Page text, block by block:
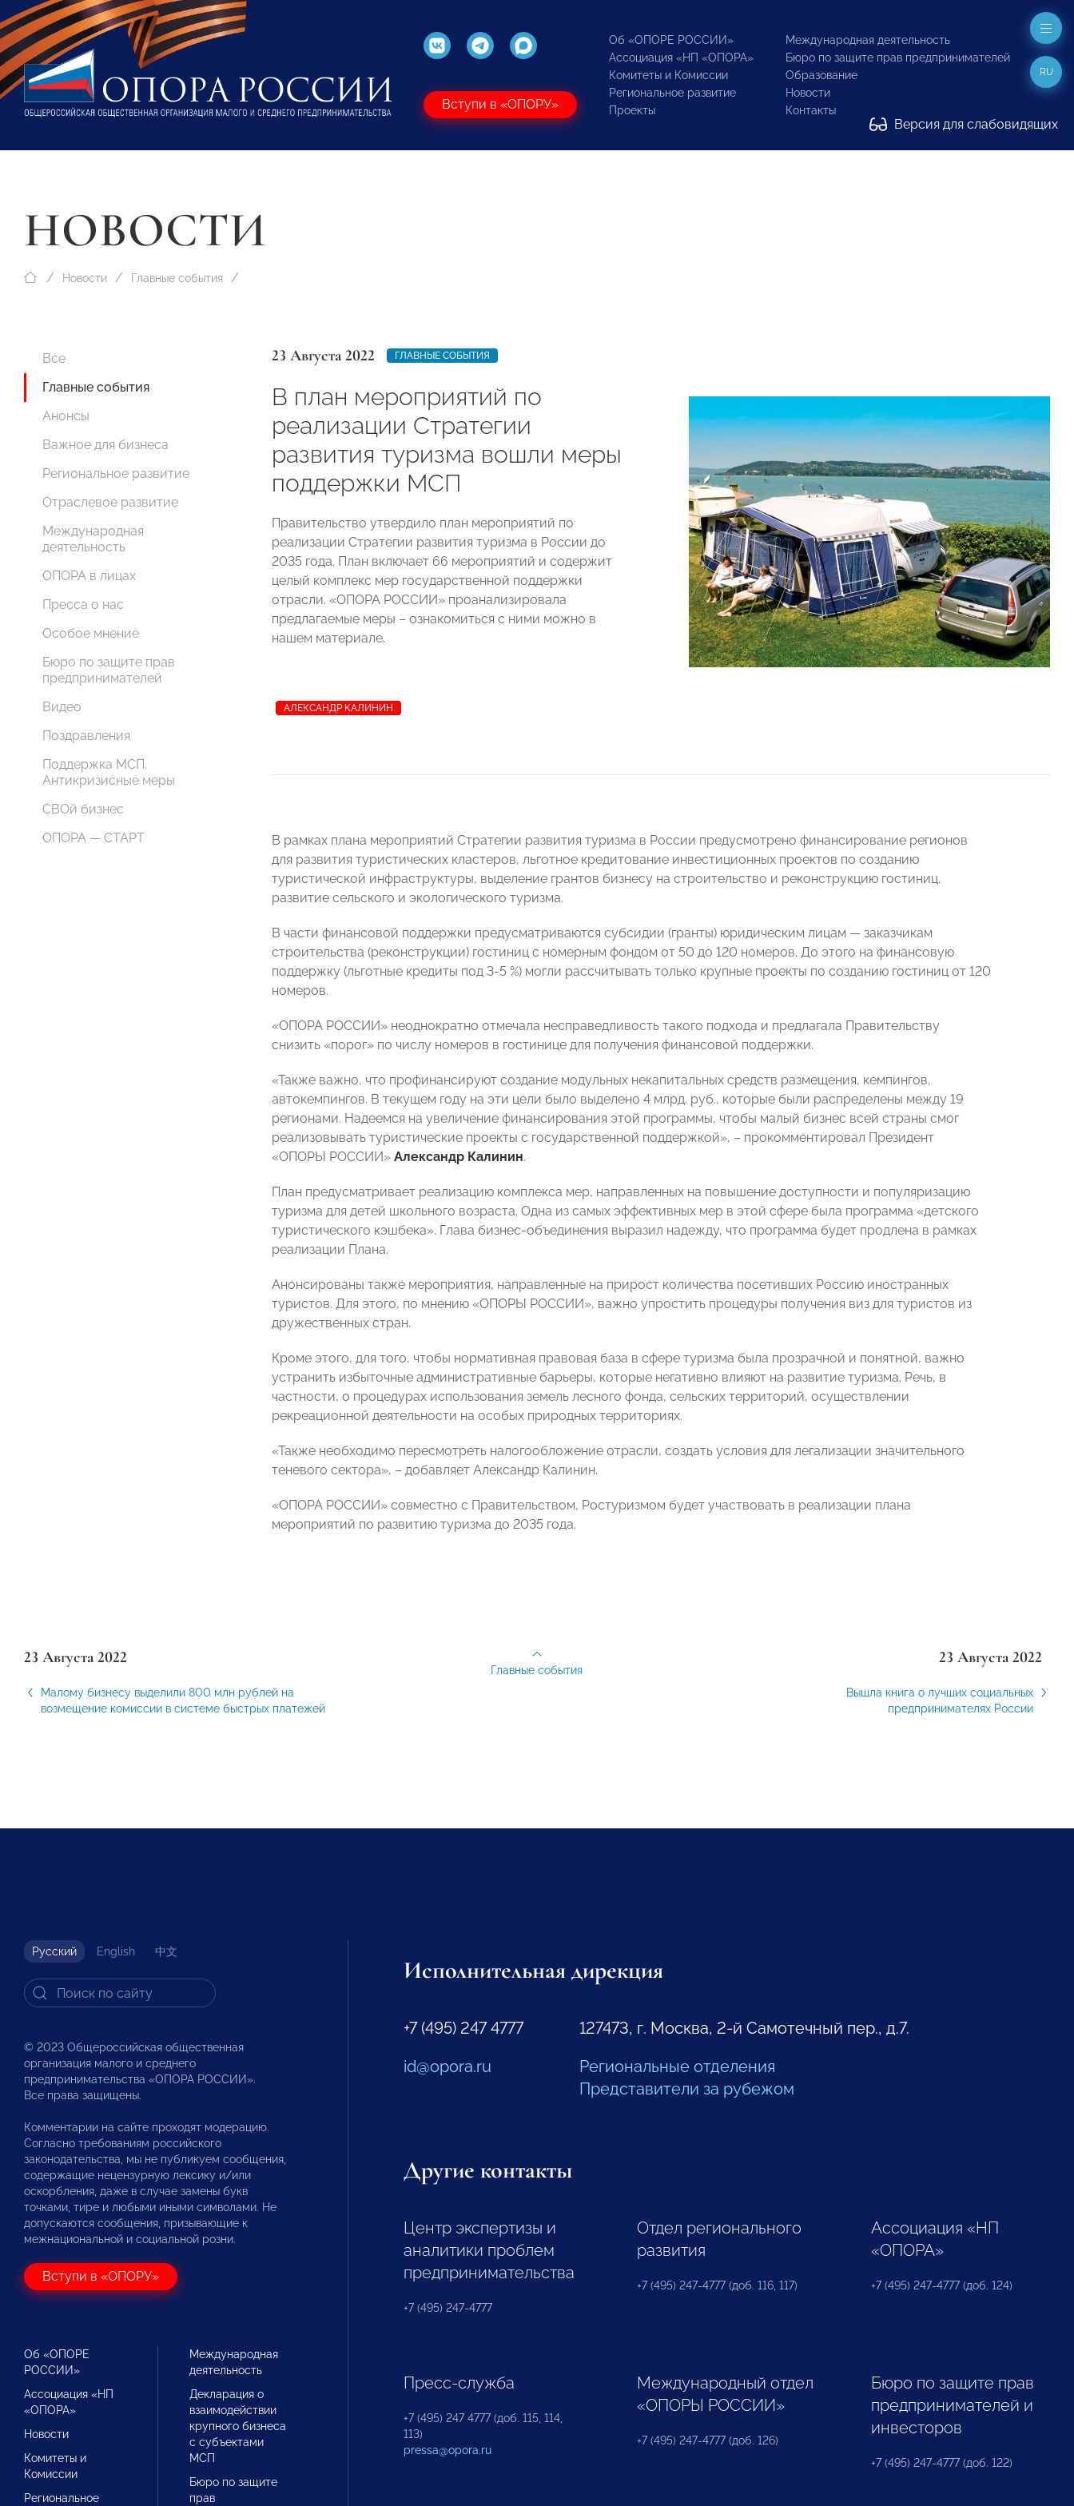
Вступи в «ОПОРУ»
Об «ОПОРЕ РОССИИ»
Ассоциация «НП «ОПОРА»
Комитеты и Комиссии
Региональное развитие
Проекты
Международная деятельность
Бюро по защите прав предпринимателей
Образование
Новости
Контакты
Версия для слабовидящих
RU
НОВОСТИ
Новости Главные события
Все
Главные события
Анонсы
Важное для бизнеса
Региональное развитие
Отраслевое развитие
Международная
деятельность
ОПОРА в лицах
Пресса о нас
Особое мнение
Бюро по защите прав
предпринимателей
Видео
Поздравления
Поддержка МСП.
Антикризисные меры
СВОй бизнес
ОПОРА — СТАРТ
23 Августа 2022 ГЛАВНЫЕ СОБЫТИЯ
В план мероприятий по
реализации Стратегии
развития туризма вошли меры
поддержки МСП
Правительство утвердило план мероприятий по
реализации Стратегии развития туризма в России до
2035 года. План включает 66 мероприятий и содержит
целый комплекс мер государственной поддержки
отрасли. «ОПОРА РОССИИ» проанализировала
предлагаемые меры – ознакомиться с ними можно в
нашем материале.
АЛЕКСАНДР КАЛИНИН
В рамках плана мероприятий Стратегии развития туризма в России предусмотрено финансирование регионов
для развития туристических кластеров, льготное кредитование инвестиционных проектов по созданию
туристической инфраструктуры, выделение грантов бизнесу на строительство и реконструкцию гостиниц,
развитие сельского и экологического туризма.
В части финансовой поддержки предусматриваются субсидии (гранты) юридическим лицам — заказчикам
строительства (реконструкции) гостиниц с номерным фондом от 50 до 120 номеров. До этого на финансовую
поддержку (льготные кредиты под 3-5 %) могли рассчитывать только крупные проекты по созданию гостиниц от 120
номеров.
«ОПОРА РОССИИ» неоднократно отмечала несправедливость такого подхода и предлагала Правительству
снизить «порог» по числу номеров в гостинице для получения финансовой поддержки.
«Также важно, что профинансируют создание модульных некапитальных средств размещения, кемпингов,
автокемпингов. В текущем году на эти цели было выделено 4 млрд. руб., которые были распределены между 19
регионами. Надеемся на увеличение финансирования этой программы, чтобы малый бизнес всей страны смог
реализовывать туристические проекты с государственной поддержкой», – прокомментировал Президент
«ОПОРЫ РОССИИ» Александр Калинин.
План предусматривает реализацию комплекса мер, направленных на повышение доступности и популяризацию
туризма для детей школьного возраста. Одна из самых эффективных мер в этой сфере была программа «детского
туристического кэшбека». Глава бизнес-объединения выразил надежду, что программа будет продлена в рамках
реализации Плана.
Анонсированы также мероприятия, направленные на прирост количества посетивших Россию иностранных
туристов. Для этого, по мнению «ОПОРЫ РОССИИ», важно упростить процедуры получения виз для туристов из
дружественных стран.
Кроме этого, для того, чтобы нормативная правовая база в сфере туризма была прозрачной и понятной, важно
устранить избыточные административные барьеры, которые негативно влияют на развитие туризма. Речь, в
частности, о процедурах использования земель лесного фонда, сельских территорий, осуществлении
рекреационной деятельности на особых природных территориях.
«Также необходимо пересмотреть налогообложение отрасли, создать условия для легализации значительного
теневого сектора», – добавляет Александр Калинин.
«ОПОРА РОССИИ» совместно с Правительством, Ростуризмом будет участвовать в реализации плана
мероприятий по развитию туризма до 2035 года.
23 Августа 2022
Малому бизнесу выделили 800 млн рублей на
возмещение комиссии в системе быстрых платежей
23 Августа 2022
Вышла книга о лучших социальных
предпринимателях России
Главные события
Русский English 中文
© 2023 Общероссийская общественная
организация малого и среднего
предпринимательства «ОПОРА РОССИИ».
Все права защищены.
Комментарии на сайте проходят модерацию.
Согласно требованиям российского
законодательства, мы не публикуем сообщения,
содержащие нецензурную лексику и/или
оскорбления, даже в случае замены букв
точками, тире и любыми иными символами. Не
допускаются сообщения, призывающие к
межнациональной и социальной розни.
Вступи в «ОПОРУ»
Об «ОПОРЕ
РОССИИ»
Ассоциация «НП
«ОПОРА»
Новости
Комитеты и
Комиссии
Региональное
Международная
деятельность
Декларация о
взаимодействии
крупного бизнеса
с субъектами
МСП
Бюро по защите
прав
Исполнительная дирекция
+7 (495) 247 4777
id@opora.ru
127473, г. Москва, 2-й Самотечный пер., д.7.
Региональные отделения
Представители за рубежом
Другие контакты
Центр экспертизы и
аналитики проблем
предпринимательства
+7 (495) 247-4777
Отдел регионального
развития
+7 (495) 247-4777 (доб. 116, 117)
Ассоциация «НП
«ОПОРА»
+7 (495) 247-4777 (доб. 124)
Пресс-служба
+7 (495) 247 4777 (доб. 115, 114,
113)
pressa@opora.ru
Международный отдел
«ОПОРЫ РОССИИ»
+7 (495) 247-4777 (доб. 126)
Бюро по защите прав
предпринимателей и
инвесторов
+7 (495) 247-4777 (доб. 122)